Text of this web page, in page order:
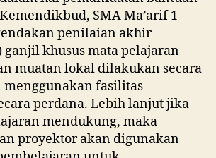
SMA Ma’arif 1
penilaian akhir
ganjil khusus mata pelajaran
muatan lokal dilakukan secara
fasilitas
perdana. Lebih lanjut jika
mendukung, maka
proyektor akan digunakan